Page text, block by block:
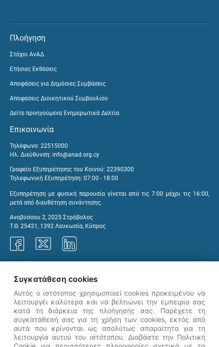
Πλοήγηση
Στόχοι ΑνΑΔ
Ετήσιες Εκθέσεις
Αποφάσεις για Δημόσιες Συμβάσεις
Αποφάσεις Διοικητικού Συμβουλίου
Δείτε προηγούμενα Ενημερωτικά Δελτία
Επικοινωνία
Τηλέφωνο: 22515000
Ηλ. Διεύθυνση: info@anad.org.cy
Γραφείο Εξυπηρέτησης του Κοινού: 22390300
Τηλεφωνική Εξυπηρέτηση: 07:00 - 18:00
Εξυπηρέτηση με φυσική παρουσία γίνεται από τις 7:00 μέχρι τις 16:00,
μετά από διευθέτηση συνάντησης.
Αναβύσσου 2, 2025 Στρόβολος
Τ.Θ. 25431, 1392 Λευκωσία, Κύπρος
👋 Καλώς ήρθες! Είμαι η Νόησις.
Πες μου πώς μπορώ να σε βοηθήσω
Συγκατάθεση cookies
Αυτός ο ιστότοπος χρησιμοποιεί cookies προκειμένου να
λειτουργέι καλύτερα και να βελτιώνει την εμπειρία σας
κατά τη διάρκεια της πλοήγησής σας. Παρέχετε τη
συγκατάθεσή σας για τη χρήση των cookies, εκτός από
αυτά που κρίνονται ως απολύτως απαραίτητα για τη
λειτουργία αυτού του ιστότοπου. Διαβάστε την Πολιτική